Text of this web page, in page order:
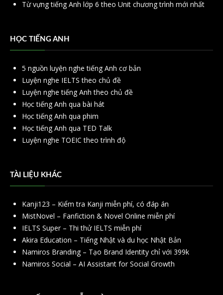
Từ vựng tiếng Anh lớp 6 theo Unit chương trình mới nhất
HỌC TIẾNG ANH
5 nguồn luyện nghe tiếng Anh cơ bản
Luyện nghe IELTS theo chủ đề
Luyện nghe tiếng Anh theo chủ đề
Học tiếng Anh qua bài hát
Học tiếng Anh qua phim
Học tiếng Anh qua TED Talk
Luyện nghe TOEIC theo trình độ
TÀI LIỆU KHÁC
Kanji123 – Kiểm tra Kanji miễn phí, có đáp án
MistNovel – Fanfiction & Novel Online miễn phí
IELTS Super – Thi thử IELTS miễn phí
Akira Education – Tiếng Nhật và du học Nhật Bản
Namiros Branding – Tạo Brand Identity chỉ với 399k
Namiros Social – AI Assistant for Social Growth